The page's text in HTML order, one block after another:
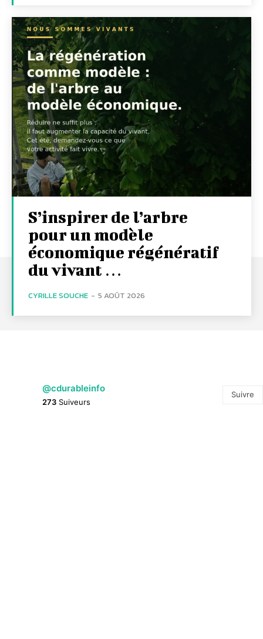
S’inspirer de l’arbre
pour un modèle
économique régénératif
du vivant …
CYRILLE SOUCHE - 5 AOÛT 2026
@cdurableinfo
273 Suiveurs
Suivre